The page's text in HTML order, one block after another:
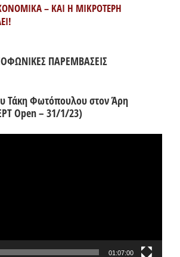
– ΚΑΙ Η ΜΙΚΡΟΤΕΡΗ
ΠΑΡΕΜΒΑΣΕΙΣ
Τάκη Φωτόπουλου στον Άρη
Open – 31/1/23)
01:07:00